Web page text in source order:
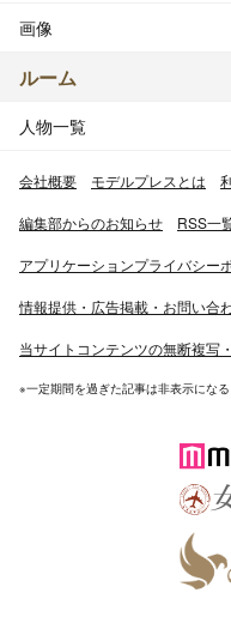
画像
ルーム
人物一覧
会社概要 モデルプレスとは
編集部からのお知らせ RSS一
アプリケーションプライバシー
情報提供・広告掲載・お問い合
当サイトコンテンツの無断複写
※一定期間を過ぎた記事は非表示にな